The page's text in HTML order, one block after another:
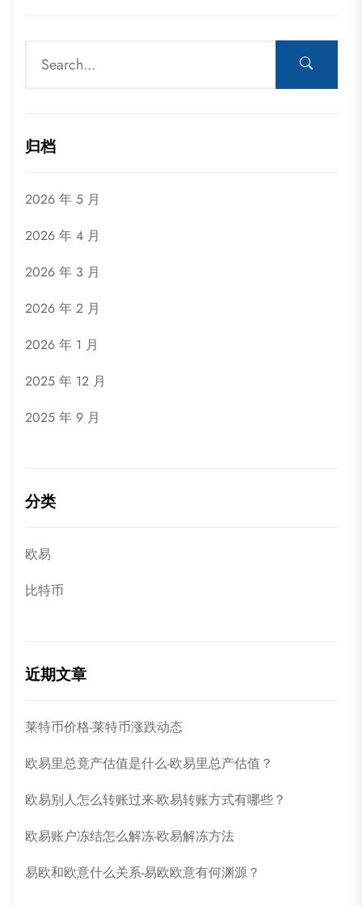
归档
2026 年 5 月
2026 年 4 月
2026 年 3 月
2026 年 2 月
2026 年 1 月
2025 年 12 月
2025 年 9 月
分类
欧易
比特币
近期文章
莱特币价格-莱特币涨跌动态
欧易里总竟产估值是什么-欧易里总产估值？
欧易别人怎么转账过来-欧易转账方式有哪些？
欧易账户冻结怎么解冻-欧易解冻方法
易欧和欧意什么关系-易欧欧意有何渊源？